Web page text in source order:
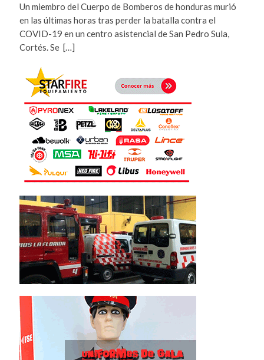
Un miembro del Cuerpo de Bomberos de honduras murió
en las últimas horas tras perder la batalla contra el
COVID-19 en un centro asistencial de San Pedro Sula,
Cortés. Se […]